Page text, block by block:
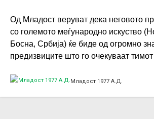
Од Младост веруват дека неговото
со големото меѓународно искуство
Босна, Србија) ќе биде од огромно
предизвиците што го очекуваат
Младост 1977 А.Д.